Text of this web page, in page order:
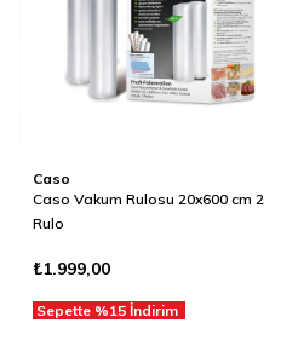
Caso
Caso Vakum Rulosu 20x600 cm 2
Rulo
₺1.999,00
Sepette %15 İndirim